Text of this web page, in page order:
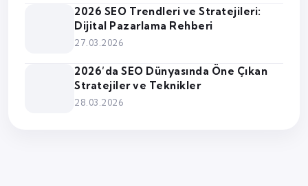
2026 SEO Trendleri ve Stratejileri:
Dijital Pazarlama Rehberi
27.03.2026
2026’da SEO Dünyasında Öne Çıkan
Stratejiler ve Teknikler
28.03.2026